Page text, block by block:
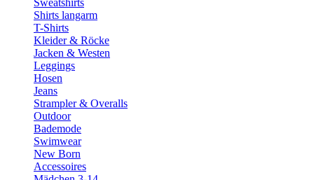
Sweatshirts
Shirts langarm
T-Shirts
Kleider & Röcke
Jacken & Westen
Leggings
Hosen
Jeans
Strampler & Overalls
Outdoor
Bademode
Swimwear
New Born
Accessoires